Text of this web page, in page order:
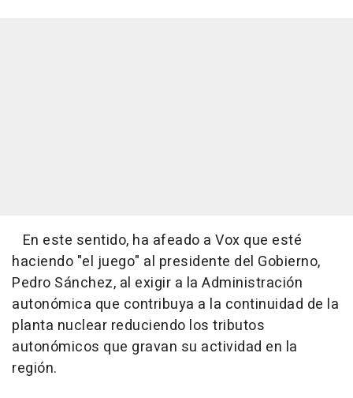
En este sentido, ha afeado a Vox que esté
haciendo "el juego" al presidente del Gobierno,
Pedro Sánchez, al exigir a la Administración
autonómica que contribuya a la continuidad de la
planta nuclear reduciendo los tributos
autonómicos que gravan su actividad en la
región.